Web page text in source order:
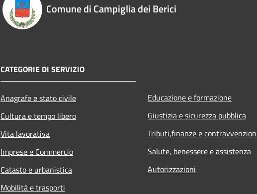
Comune di Campiglia dei Berici
CATEGORIE DI SERVIZIO
Anagrafe e stato civile
Cultura e tempo libero
Vita lavorativa
Imprese e Commercio
Catasto e urbanistica
Mobilità e trasporti
Educazione e formazione
Giustizia e sicurezza pubblica
Tributi,finanze e
Salute, benessere e assistenza
Autorizzazioni